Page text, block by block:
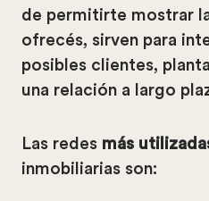
de permitirte mostrar
ofrecés, sirven para
posibles clientes,
una relación a largo
Las redes más
inmobiliarias son: